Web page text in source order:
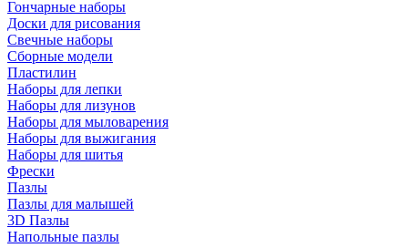
Гончарные наборы
Доски для рисования
Свечные наборы
Сборные модели
Пластилин
Наборы для лепки
Наборы для лизунов
Наборы для мыловарения
Наборы для выжигания
Наборы для шитья
Фрески
Пазлы
Пазлы для малышей
3D Пазлы
Напольные пазлы